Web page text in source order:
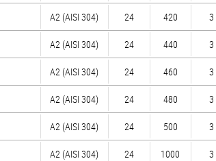
А2 (AISI 304) 24 420 3
А2 (AISI 304) 24 440 3
А2 (AISI 304) 24 460 3
А2 (AISI 304) 24 480 3
А2 (AISI 304) 24 500 3
А2 (AISI 304) 24 1000 3